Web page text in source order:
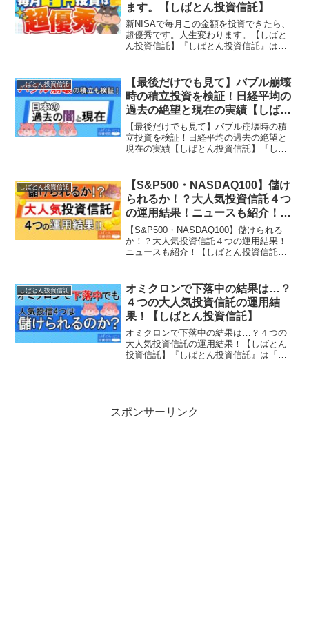
ます。【しばとん投資信託】
新NISAで毎月この金額を投資できたら、
超優秀です。人生変わります。【しばと
ん投資信託】『しばとん投資信託』は
うに、京大卒サラリーマンYouTuberが配
信！僕たちの味...
しばとん投資信託
【最後だけでも見て】バブル崩壊
時の積立投資を検証！日経平均の
過去の絶望と現在の実績【しばと
ん投資信託】
【最後だけでも見て】バブル崩壊時の積
立投資を検証！日経平均の過去の絶望と
現在の実績【しばとん投資信託】『しば
てお金が増えるように、京大卒サラリー
マンYouTuberが配...
しばとん投資信託
【S&P500・NASDAQ100】儲け
られるか！？大人気投資信託４つ
の運用結果！ニュースも紹介！
【しばとん投資信託】
【S&P500・NASDAQ100】儲けられる
か！？大人気投資信託４つの運用結果！
ニュースも紹介！【しばとん投資信託】
も楽してお金が増えるように、京大卒サ
ラリーマンYo...
しばとん投資信託
オミクロンで下落中の結果は…？
４つの大人気投資信託の運用結
果！【しばとん投資信託】
オミクロンで下落中の結果は…？４つの
大人気投資信託の運用結果！【しばとん
投資信託】『しばとん投資信託』は「お
スポンサーリンク